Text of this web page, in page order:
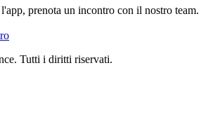
prenota un incontro con il nostro team.
Tutti i diritti riservati.